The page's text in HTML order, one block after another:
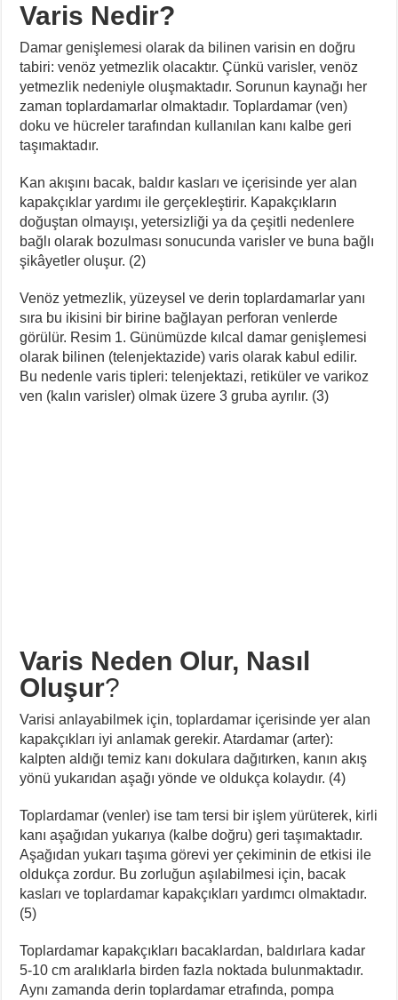
Varis Nedir?
Damar genişlemesi olarak da bilinen varisin en doğru
tabiri: venöz yetmezlik olacaktır. Çünkü varisler, venöz
yetmezlik nedeniyle oluşmaktadır. Sorunun kaynağı her
zaman toplardamarlar olmaktadır. Toplardamar (ven)
doku ve hücreler tarafından kullanılan kanı kalbe geri
taşımaktadır.
Kan akışını bacak, baldır kasları ve içerisinde yer alan
kapakçıklar yardımı ile gerçekleştirir. Kapakçıkların
doğuştan olmayışı, yetersizliği ya da çeşitli nedenlere
bağlı olarak bozulması sonucunda varisler ve buna bağlı
şikâyetler oluşur. (2)
Venöz yetmezlik, yüzeysel ve derin toplardamarlar yanı
sıra bu ikisini bir birine bağlayan perforan venlerde
görülür. Resim 1. Günümüzde kılcal damar genişlemesi
olarak bilinen (telenjektazide) varis olarak kabul edilir.
Bu nedenle varis tipleri: telenjektazi, retiküler ve varikoz
ven (kalın varisler) olmak üzere 3 gruba ayrılır. (3)
Varis Neden Olur, Nasıl
Oluşur?
Varisi anlayabilmek için, toplardamar içerisinde yer alan
kapakçıkları iyi anlamak gerekir. Atardamar (arter):
kalpten aldığı temiz kanı dokulara dağıtırken, kanın akış
yönü yukarıdan aşağı yönde ve oldukça kolaydır. (4)
Toplardamar (venler) ise tam tersi bir işlem yürüterek, kirli
kanı aşağıdan yukarıya (kalbe doğru) geri taşımaktadır.
Aşağıdan yukarı taşıma görevi yer çekiminin de etkisi ile
oldukça zordur. Bu zorluğun aşılabilmesi için, bacak
kasları ve toplardamar kapakçıkları yardımcı olmaktadır.
(5)
Toplardamar kapakçıkları bacaklardan, baldırlara kadar
5-10 cm aralıklarla birden fazla noktada bulunmaktadır.
Aynı zamanda derin toplardamar etrafında, pompa